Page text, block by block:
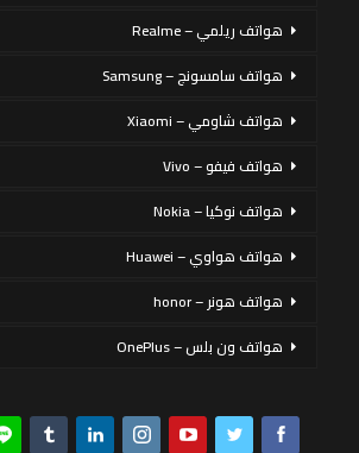
هواتف ريلمي – Realme
هواتف سامسونج – Samsung
هواتف شاومي – Xiaomi
هواتف فيفو – Vivo
هواتف نوكيا – Nokia
هواتف هواوي – Huawei
هواتف هونر – honor
هواتف ون بلس – OnePlus